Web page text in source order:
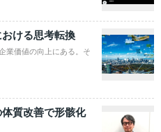
ける思考転換
業価値の向上にある。そ
質改善で形骸化